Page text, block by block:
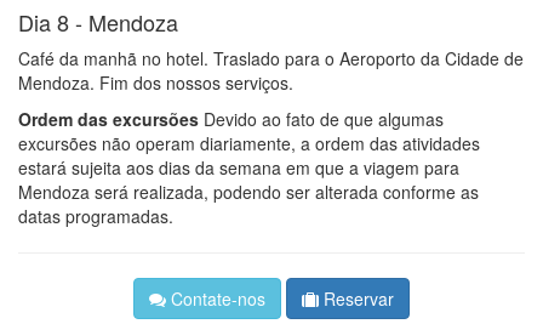
Dia 8 - Mendoza
Café da manhã no hotel. Traslado para o Aeroporto da Cidade de
Mendoza. Fim dos nossos serviços.
Ordem das excursões Devido ao fato de que algumas
excursões não operam diariamente, a ordem das atividades
estará sujeita aos dias da semana em que a viagem para
Mendoza será realizada, podendo ser alterada conforme as
datas programadas.
Contate-nos Reservar